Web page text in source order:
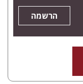
הרשמה